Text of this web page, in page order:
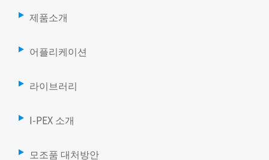
제품소개
어플리케이션
라이브러리
I-PEX 소개
모조품 대처방안